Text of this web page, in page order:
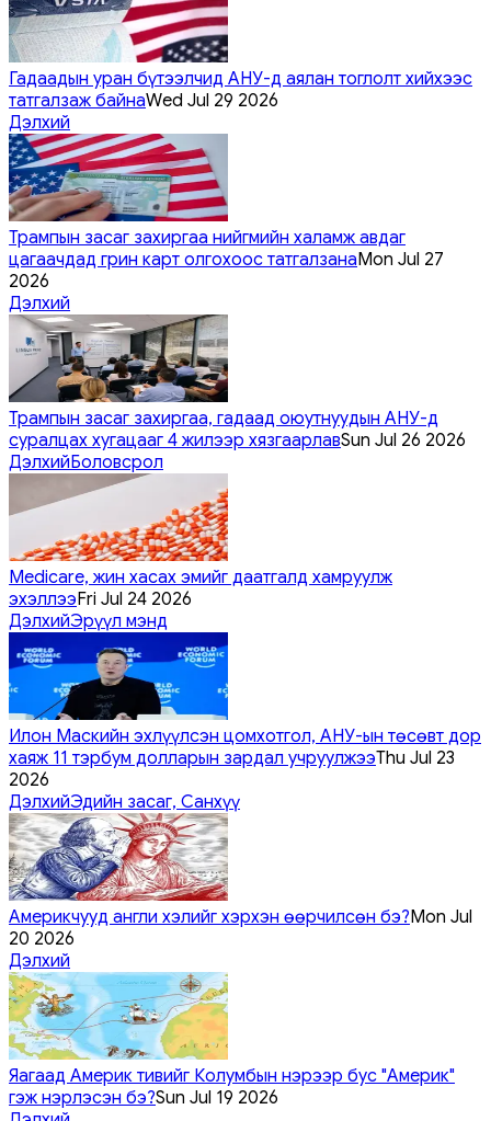
Гадаадын уран бүтээлчид АНУ-д аялан тоглолт хийхээс
татгалзаж байнаWed Jul 29 2026
Дэлхий
Трампын засаг захиргаа нийгмийн халамж авдаг
цагаачдад грин карт олгохоос татгалзанаMon Jul 27
2026
Дэлхий
Трампын засаг захиргаа, гадаад оюутнуудын АНУ-д
суралцах хугацааг 4 жилээр хязгаарлавSun Jul 26 2026
ДэлхийБоловсрол
Medicare, жин хасах эмийг даатгалд хамруулж
эхэллээFri Jul 24 2026
ДэлхийЭрүүл мэнд
Илон Маскийн эхлүүлсэн цомхотгол, АНУ-ын төсөвт дор
хаяж 11 тэрбум долларын зардал учруулжээThu Jul 23
2026
ДэлхийЭдийн засаг, Санхүү
Америкчууд англи хэлийг хэрхэн өөрчилсөн бэ?Mon Jul
20 2026
Дэлхий
Яагаад Америк тивийг Колумбын нэрээр бус "Америк"
гэж нэрлэсэн бэ?Sun Jul 19 2026